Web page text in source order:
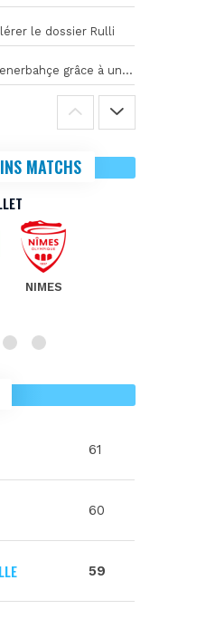
le dossier Rulli
Greenwood frappe fort avec Fenerbahçe grâce à un but spectaculaire
MATCHS
NIMES
61
60
59